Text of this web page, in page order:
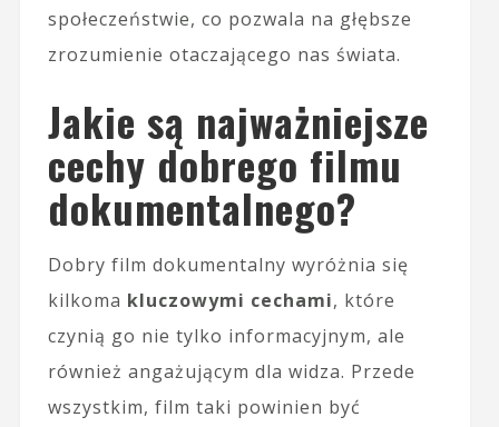
społeczeństwie, co pozwala na głębsze
zrozumienie otaczającego nas świata.
Jakie są najważniejsze
cechy dobrego filmu
dokumentalnego?
Dobry film dokumentalny wyróżnia się
kilkoma kluczowymi cechami, które
czynią go nie tylko informacyjnym, ale
również angażującym dla widza. Przede
wszystkim, film taki powinien być